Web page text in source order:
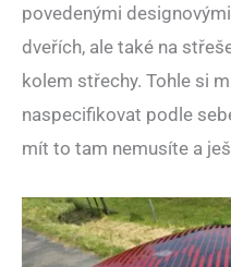
povedenými
dveřích, ale také na
kolem střechy. Tohle si
naspecifikovat podle
mít to tam nemusíte a